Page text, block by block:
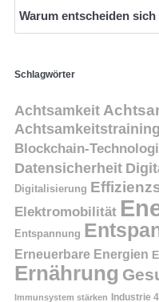
Warum entscheiden
Schlagwörter
Achtsamkeit
Achtsamkeitstraining
Blockchain-
Datensicherheit
Digitalisierung
Elektromobilität
Entspannung
Erneuerbare Energien
Ernährung
Immunsystem stärken Industrie